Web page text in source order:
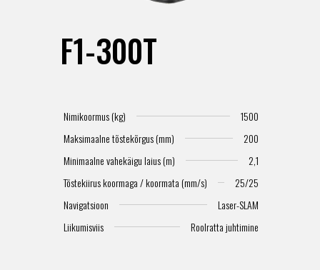
F1-300T
Nimikoormus (kg)
1500
Maksimaalne tõstekõrgus (mm)
200
Minimaalne vahekäigu laius (m)
2,1
Tõstekiirus koormaga / koormata (mm/s)
25/25
Navigatsioon
Laser-SLAM
Liikumisviis
Roolratta juhtimine